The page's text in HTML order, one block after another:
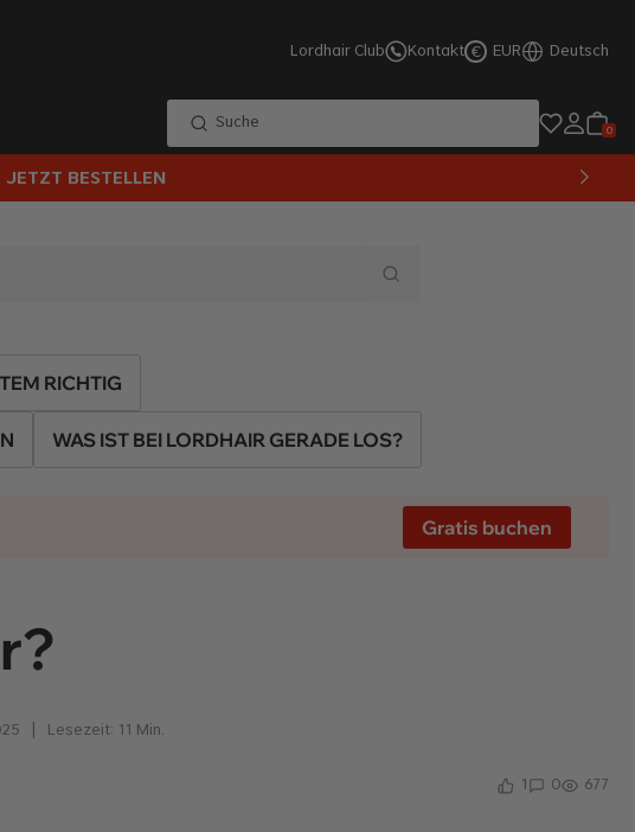
Lordhair Club Kontakt € EUR Deutsch
Suche 0
JETZT BESTELLEN
RICHTIG
WAS IST BEI LORDHAIR GERADE LOS?
Gratis buchen
Lesezeit: 11 Min.
1 0 677